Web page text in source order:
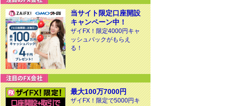
当サイト限定口座開設
キャンペーン中！
ザイFX！限定4000円キャ
ッシュバックがもらえ
る！
最大100万7000円
ザイFX！限定で5000円キ